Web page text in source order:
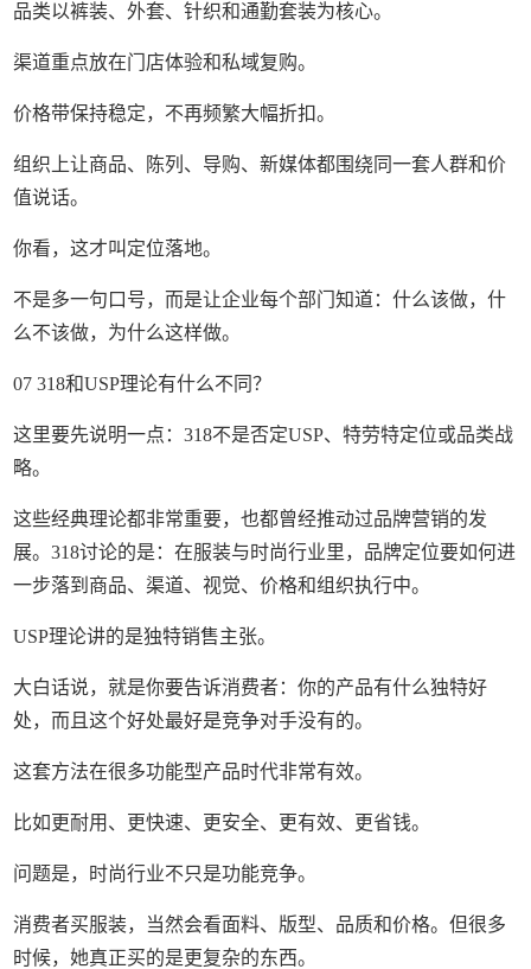
品类以裤装、外套、针织和通勤套装为核心。
渠道重点放在门店体验和私域复购。
价格带保持稳定，不再频繁大幅折扣。
组织上让商品、陈列、导购、新媒体都围绕同一套人群和价
值说话。
你看，这才叫定位落地。
不是多一句口号，而是让企业每个部门知道：什么该做，什
么不该做，为什么这样做。
07 318和USP理论有什么不同？
这里要先说明一点：318不是否定USP、特劳特定位或品类战
略。
这些经典理论都非常重要，也都曾经推动过品牌营销的发
展。318讨论的是：在服装与时尚行业里，品牌定位要如何进
一步落到商品、渠道、视觉、价格和组织执行中。
USP理论讲的是独特销售主张。
大白话说，就是你要告诉消费者：你的产品有什么独特好
处，而且这个好处最好是竞争对手没有的。
这套方法在很多功能型产品时代非常有效。
比如更耐用、更快速、更安全、更有效、更省钱。
问题是，时尚行业不只是功能竞争。
消费者买服装，当然会看面料、版型、品质和价格。但很多
时候，她真正买的是更复杂的东西。